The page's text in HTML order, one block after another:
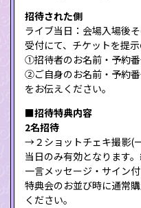
招待された側
ライブ当日：会場入場後
受付にて、チケットを提示
①招待者のお名前・予約
②ご自身のお名前・予約
をお伝えください。
■招待特典内容
2名招待
→２ショットチェキ撮影(
当日のみ有効となります
一言メッセージ・サイン
特典会のお並び時に通常
ください。